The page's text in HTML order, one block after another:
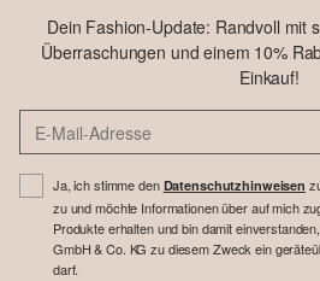
Dein Fashion-Update: Randvoll mit
Überraschungen und einem 10%
Einkauf!
Ja, ich stimme den Datenschutzhinweisen
zu und möchte Informationen über auf mich
Produkte erhalten und bin damit
GmbH & Co. KG zu diesem Zweck ein
darf.